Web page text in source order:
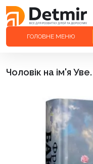
ГОЛОВНЕ МЕНЮ
Чоловік на ім'я